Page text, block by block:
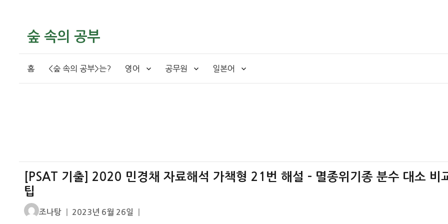
숲 속의 공부
홈 <숲 속의 공부>는? 영어 공무원 일본어
[PSAT 기출] 2020 민경채 자료해석 가책형 21번 해설 – 멸종위기종 분수 대소 비
팁
글
조나탕
작
2023년 6월 26일